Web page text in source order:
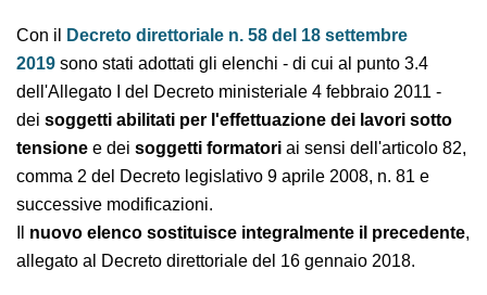
Pubblicato il Decreto direttoriale n. 58 del 18 settembre
2019
Con ilDecreto direttoriale n. 58 del 18 settembre
2019sono stati adottati gli elenchi - di cui al punto 3.4
dell'Allegato I del Decreto ministeriale 4 febbraio 2011 -
deisoggetti abilitati per l'effettuazione dei lavori
sotto tensionee deisoggetti formatori
dell'articolo 82, comma 2 del Decreto legislativo 9
aprile 2008, n. 81 e successive modificazioni.